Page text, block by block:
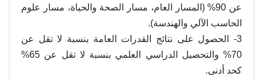
عن 90% (المسار العام، مسار الصحة والحياة، مسار علوم
الحاسب الآلي والهندسة).
3- الحصول على نتائج القدرات العامة بنسبة لا تقل عن
70% والتحصيل الدراسي العلمي بنسبة لا تقل عن 65%
كحد أدنى.